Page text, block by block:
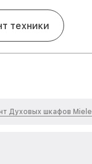
техники
Духовых шкафов Miele